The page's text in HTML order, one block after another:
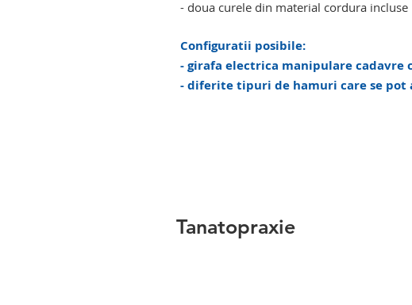
- doua curele din material cordura incluse
Configuratii posibile:
- girafa electrica manipulare cadavre
- diferite tipuri de hamuri care se
Tanatopraxie